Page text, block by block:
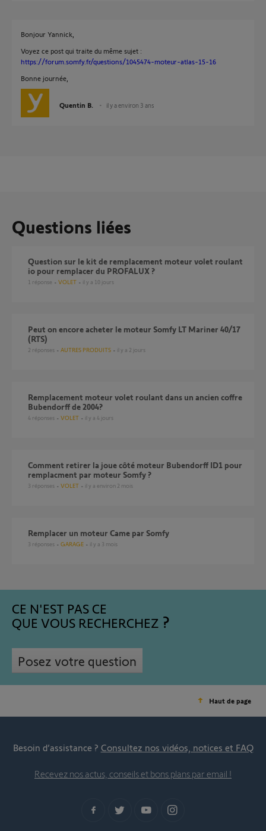
Bonjour Yannick,
Voyez ce post qui traite du même sujet :
https://forum.somfy.fr/questions/1045474-moteur-atlas-15-16
Bonne journée,
Quentin B. il y a environ 3 ans
Questions liées
Question sur le kit de remplacement moteur volet roulant
io pour remplacer du PROFALUX ?
1 réponse VOLET il y a 10 jours
peut on encore acheter le moteur Somfy LT Mariner 40/17
(RTS)
2 réponses AUTRES PRODUITS il y a 2 jours
Remplacement moteur volet roulant dans un ancien coffre
Bubendorff de 2004?
4 réponses VOLET il y a 4 jours
Comment retirer la joue côté moteur Bubendorff ID1 pour
remplacment par moteur Somfy ?
3 réponses VOLET il y a environ 2 mois
Remplacer un moteur Came par Somfy
3 réponses GARAGE il y a 3 mois
CE N'EST PAS CE
QUE VOUS RECHERCHEZ
Posez votre question
Haut de page
Besoin d’assistance ? Consultez nos vidéos, notices et FAQ
Recevez nos actus, conseils et bons plans par email !